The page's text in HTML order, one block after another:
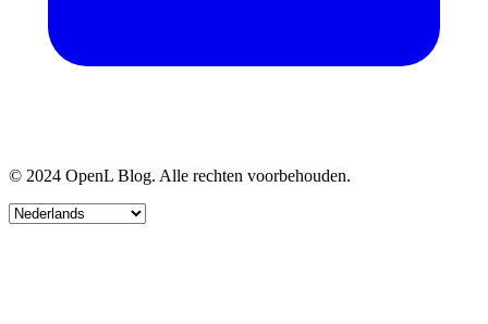
© 2024 OpenL Blog. Alle rechten voorbehouden.